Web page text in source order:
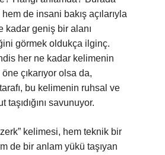
de insani bakış açılarıyla
kadar geniş bir alanı
görmek oldukça ilginç.
her ne kadar kelimenin
çıkarıyor olsa da,
bu kelimenin ruhsal ve
taşıdığını savunuyor.
kelimesi, hem teknik bir
de bir anlam yükü taşıyan